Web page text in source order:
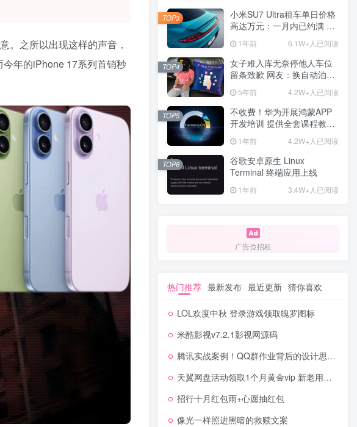
。之所以出现这样的声音，
年的iPhone 17系列首销秒
小米SU7 Ultra租车单日价格
高达万元：一月内已约满 预
1年前 6.1W+人已阅读
TOP3
女子难入库无奈停他人车位
留条致歉 网友：换自动泊车
5年前 4.2W+人已阅读
TOP4
不收费！华为开展鸿蒙APP
开发培训 提供全套课程教学
1年前 4.2W+人已阅读
TOP5
谷歌安卓原生 Linux
Terminal 终端应用上线
1年前 3.4W+人已阅读
TOP6
广告位招租
热门推荐 最新发布 最近更新 猜你喜欢
LOL欢度中秋 登录游戏领取魄罗图标
米酷影视v7.2.1影视网源码
腾讯实战案例！QQ群作业背后的设计思考和故事
天翼网盘活动领取1个月黄金vip 新老用户都可以领取
招行十月红包雨+心愿抽红包
像光一样照进黑暗的救赎文案